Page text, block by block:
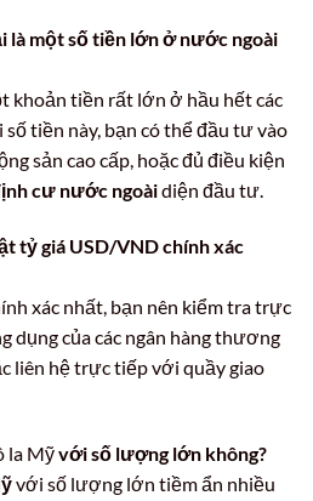
là một số tiền lớn ở nước ngoài
khoản tiền rất lớn ở hầu hết các
tiền này, bạn có thể đầu tư vào
sản cao cấp, hoặc đủ điều kiện
cư nước ngoàidiện đầu tư.
tỷ giá USD/VND chính xác
xác nhất, bạn nên kiểm tra trực
dụng của các ngân hàng thương
liên hệ trực tiếp với quầy giao
la Mỹvới số lượng lớn không?
với số lượng lớn tiềm ẩn nhiều